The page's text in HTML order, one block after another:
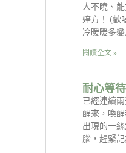
人不曉、
婷方！ (歡
冷暖暖多
閱讀全文 »
耐心等
已經連續
醒來，喚
出現的一
腦，趕緊